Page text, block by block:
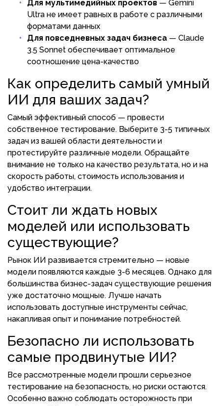
Для мультимедийных проектов — Gemini
Ultra не имеет равных в работе с различными
форматами данных
Для повседневных задач бизнеса — Claude
3.5 Sonnet обеспечивает оптимальное
соотношение цена-качество
Как определить самый умный
ИИ для ваших задач?
Самый эффективный способ — провести
собственное тестирование. Выберите 3-5 типичных
задач из вашей области деятельности и
протестируйте различные модели. Обращайте
внимание не только на качество результата, но и на
скорость работы, стоимость использования и
удобство интеграции.
Стоит ли ждать новых
моделей или использовать
существующие?
Рынок ИИ развивается стремительно — новые
модели появляются каждые 3-6 месяцев. Однако для
большинства бизнес-задач существующие решения
уже достаточно мощные. Лучше начать
использовать доступные инструменты сейчас,
накапливая опыт и понимание потребностей.
Безопасно ли использовать
самые продвинутые ИИ?
Все рассмотренные модели прошли серьезное
тестирование на безопасность, но риски остаются.
Особенно важно соблюдать осторожность при